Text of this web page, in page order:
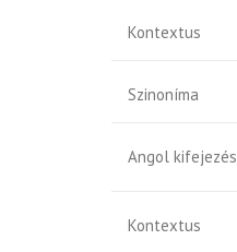
Kontextus
Szinoníma
Angol kifejezés
Kontextus